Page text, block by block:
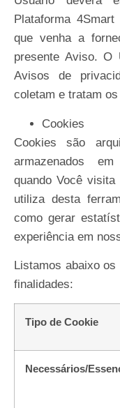
Plataforma
que venha a
presente Aviso. O
Avisos de
coletam e tratam
Cookies
Cookies são
armazenados
quando Você
utiliza desta
como gerar
experiência em
Listamos abaixo
finalidades:
Tipo de Cookie
Necessários/